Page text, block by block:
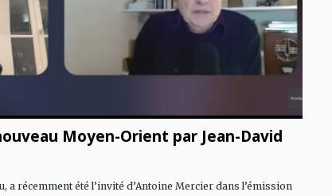
Moyen-Orient par Jean-David
a récemment été l’invité d’Antoine Mercier dans l’émission